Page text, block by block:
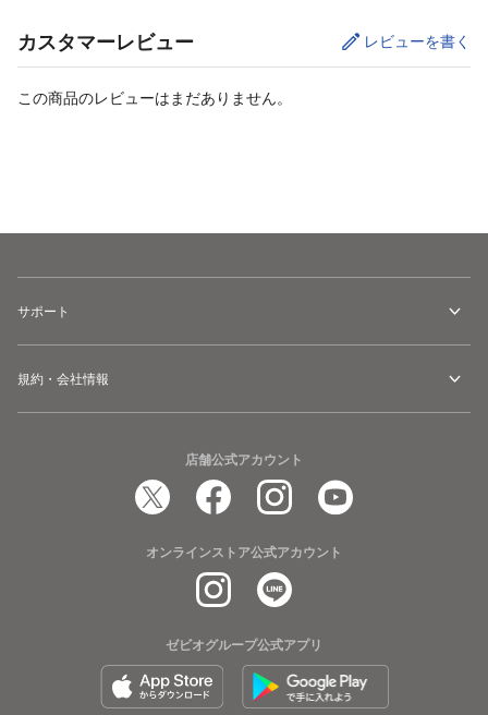
カスタマーレビュー レビューを書く
この商品のレビューはまだありません。
サポート
規約・会社情報
店舗公式アカウント
オンラインストア公式アカウント
ゼビオグループ公式アプリ